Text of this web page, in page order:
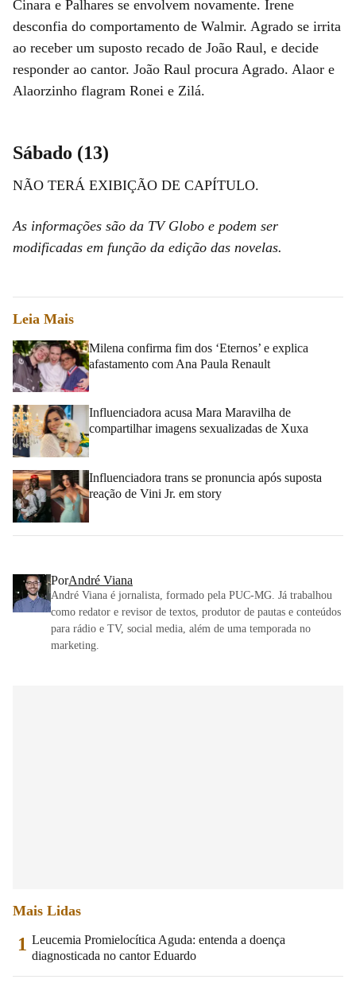
Cinara e Palhares se envolvem novamente. Irene
desconfia do comportamento de Walmir. Agrado se irrita
ao receber um suposto recado de João Raul, e decide
responder ao cantor. João Raul procura Agrado. Alaor e
Alaorzinho flagram Ronei e Zilá.
Sábado (13)
NÃO TERÁ EXIBIÇÃO DE CAPÍTULO.
As informações são da TV Globo e podem ser
modificadas em função da edição das novelas.
Leia Mais
Milena confirma fim dos ‘Eternos’ e explica
afastamento com Ana Paula Renault
Influenciadora acusa Mara Maravilha de
compartilhar imagens sexualizadas de Xuxa
Influenciadora trans se pronuncia após suposta
reação de Vini Jr. em story
PorAndré Viana
André Viana é jornalista, formado pela PUC-MG. Já trabalhou
como redator e revisor de textos, produtor de pautas e conteúdos
para rádio e TV, social media, além de uma temporada no
marketing.
Mais Lidas
1 Leucemia Promielocítica Aguda: entenda a doença
diagnosticada no cantor Eduardo